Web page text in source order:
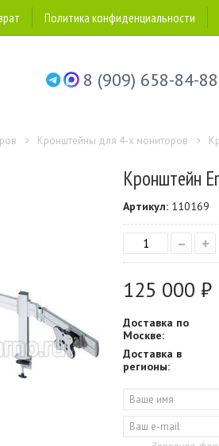
Политика конфиденциальности
8 (909) 658-84-88
Кронштейны для 4-х мониторов
Кронштейн
Артикул: 110169
– +
125 000 ₽
Доставка по
Москве:
Доставка в
регионы: